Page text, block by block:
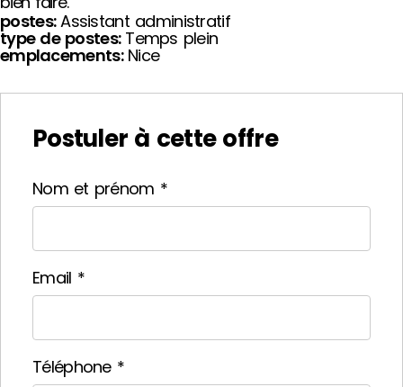
postes:Assistant administratif
type de postes: Temps plein
emplacements: Nice
Postuler à cette offre
Nom et prénom *
Email *
Téléphone *